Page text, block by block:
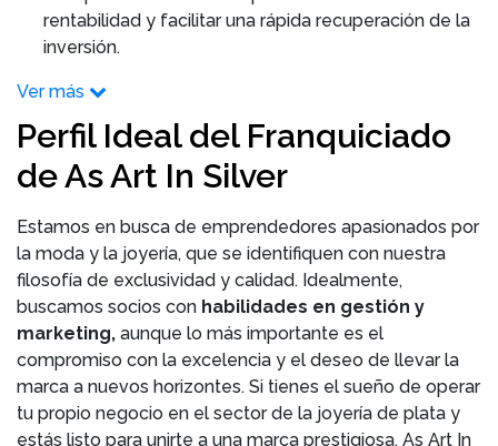
rentabilidad y facilitar una rápida recuperación de la
inversión.
Ver más
Perfil Ideal del Franquiciado
de As Art In Silver
Estamos en busca de emprendedores apasionados por
la moda y la joyería, que se identifiquen con nuestra
filosofía de exclusividad y calidad. Idealmente,
buscamos socios con habilidades en gestión y
marketing, aunque lo más importante es el
compromiso con la excelencia y el deseo de llevar la
marca a nuevos horizontes. Si tienes el sueño de operar
tu propio negocio en el sector de la joyería de plata y
estás listo para unirte a una marca prestigiosa, As Art In